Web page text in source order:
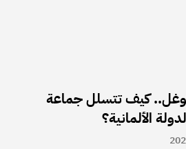
كيف تتسلل جماعة
الألمانية؟